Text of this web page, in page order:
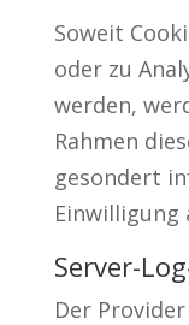
Soweit
oder zu
werden,
Rahmen
gesondert
Einwilligung
Server-
Der